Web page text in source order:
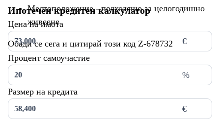
Местоположение - подходящо за целогодишно
живеене
Обади се сега и цитирай този код Z-678732
Ипотечен кредитен калкулатор
Цена на имота
€
Процент самоучастие
%
Размер на кредита
€